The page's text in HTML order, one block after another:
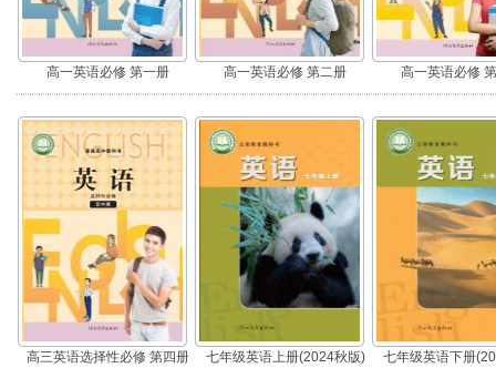
高一英语必修 第一册 高一英语必修 第二册 高一英语必修
高三英语选择性必修 第四册 七年级英语上册(2024秋版) 七年级英语下册